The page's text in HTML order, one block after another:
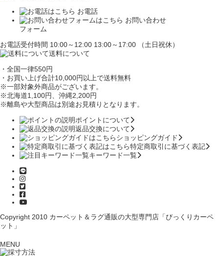
お電話
お問い合わせ
フォーム
お電話受付時間 10:00～12:00 13:00～17:00 （土日祝休）
送料について
・全国一律550円
・お買い上げ合計10,000円 以上で送料無料
※一部対象外商品がございます。
※北海道1,100円
、沖縄2,200円
※離島や大型商品は別途お見積りとなります。
ポイントについて
返品交換について
ショッピングガイド
特定商取引に基づく表記
キーワード一覧
Copyright 2010 カーペット＆ラグ通販の大型専門店「びっくりカーペ
ット」
MENU